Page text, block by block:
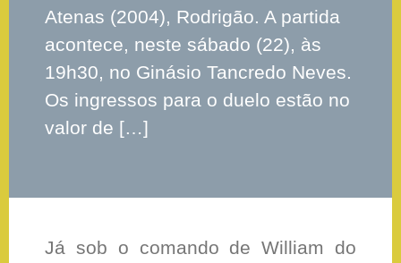
Atenas (2004), Rodrigão. A partida
acontece, neste sábado (22), às
19h30, no Ginásio Tancredo Neves.
Os ingressos para o duelo estão no
valor de […]
Já sob o comando de William do